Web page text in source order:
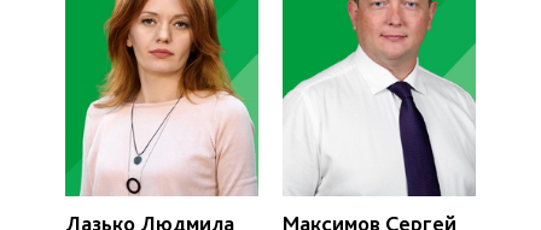
Лазько Людмила
Максимов Сергей